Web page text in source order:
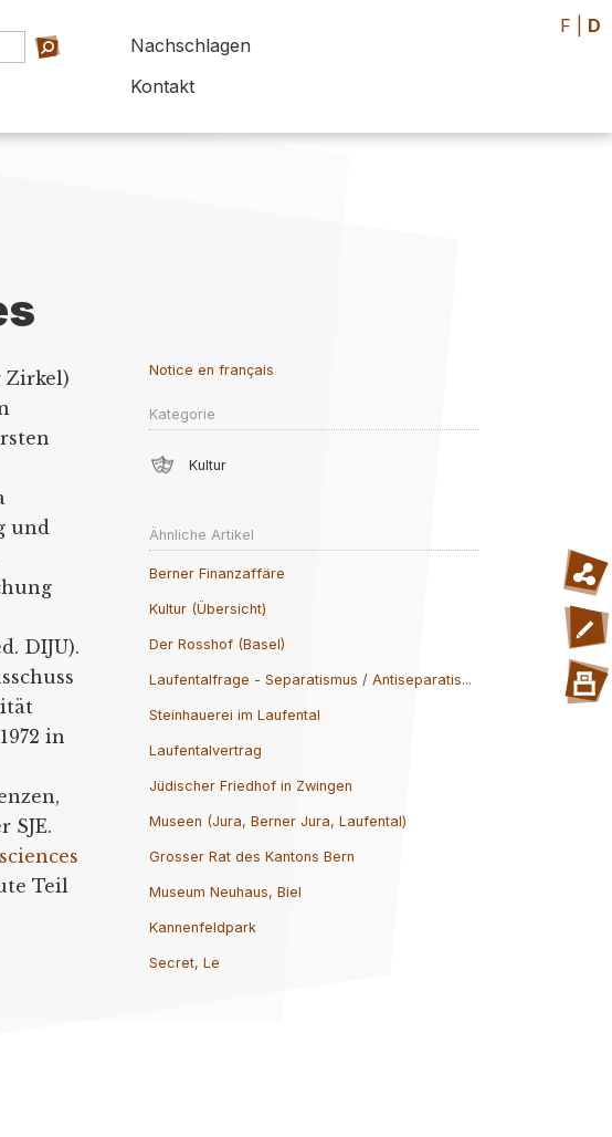
Nachschlagen
Kontakt
F D
Zirkel)
und
DIJU).
in
SJE.
Teil
Notice en français
Kategorie
Kultur
Ähnliche Artikel
Berner Finanzaffäre
Kultur (Übersicht)
Der Rosshof (Basel)
Laufentalfrage - Separatismus / Antiseparatis...
Steinhauerei im Laufental
Laufentalvertrag
Jüdischer Friedhof in Zwingen
Museen (Jura, Berner Jura, Laufental)
Grosser Rat des Kantons Bern
Museum Neuhaus, Biel
Kannenfeldpark
Secret, Le